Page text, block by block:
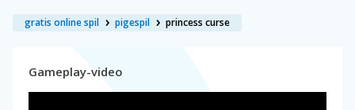
gratis online spil pigespil princess curse
Gameplay-video